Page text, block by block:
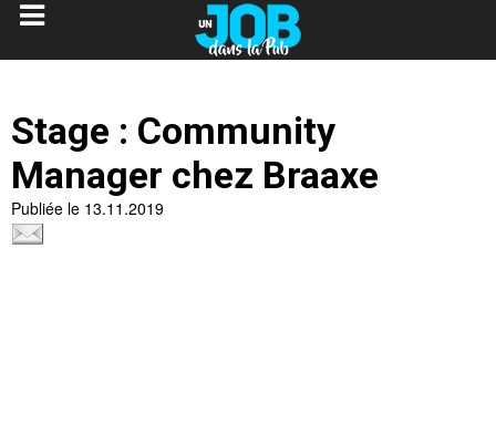
Stage : Community
Manager chez Braaxe
Publiée le 13.11.2019